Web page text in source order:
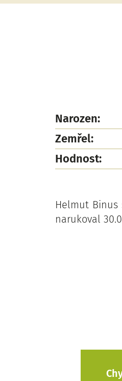
Narozen:
Zemřel:
Hodnost:
Helmut Binus
narukoval